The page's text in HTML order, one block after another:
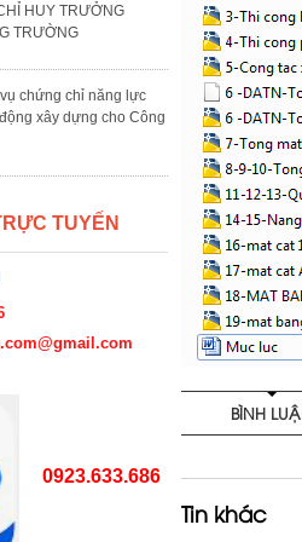
HUY TRƯỞNG
TRƯỜNG
chứng chỉ năng lực
xây dựng cho Công
TUYẾN
0923.633.686
BÌNH
Tin khác